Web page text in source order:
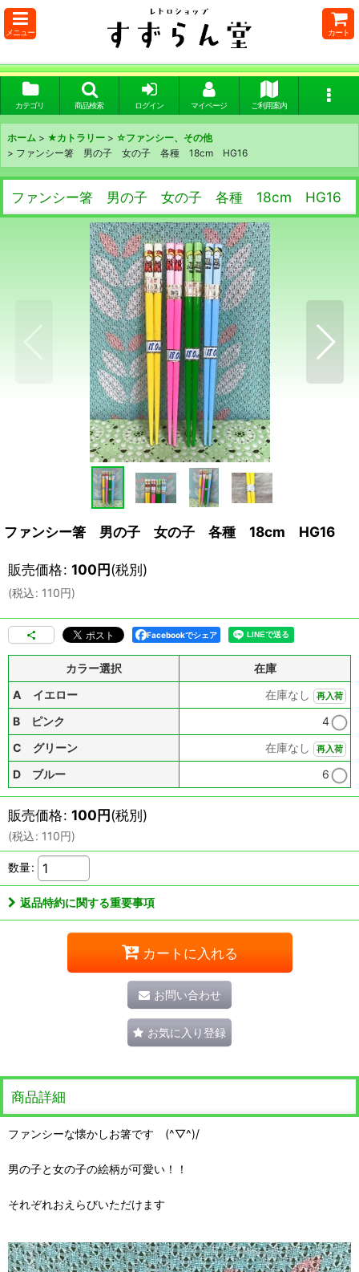
メニュー カート
カテゴリ 商品検索 ログイン マイページ ご利用案内
ホーム > ★カトラリー > ☆ファンシー、その他
> ファンシー箸 男の子 女の子 各種 18cm HG16
ファンシー箸 男の子 女の子 各種 18cm HG16
ファンシー箸 男の子 女の子 各種 18cm HG16
販売価格: 100円(税別)
(税込: 110円)
Facebookでシェア
カラー選択
在庫
A イエロー
在庫なし 再入荷
B ピンク
4
C グリーン
在庫なし 再入荷
D ブルー 6
販売価格: 100円(税別)
(税込: 110円)
数量:
返品特約に関する重要事項
カートに入れる
お問い合わせ
お気に入り登録
商品詳細
ファンシーな懐かしお箸です (^▽^)/
男の子と女の子の絵柄が可愛い！！
それぞれおえらびいただけます